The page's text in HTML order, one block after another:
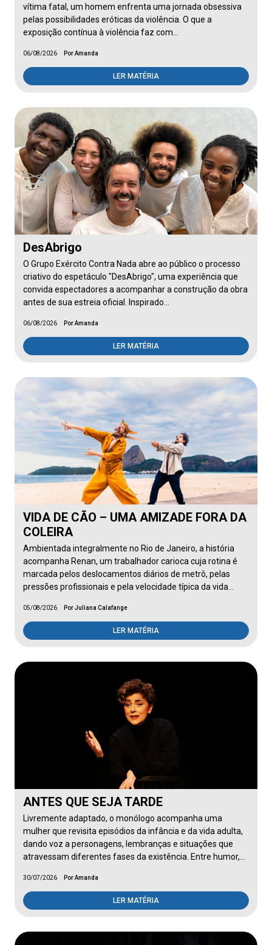
vítima fatal, um homem enfrenta uma jornada obsessiva
pelas possibilidades eróticas da violência. O que a
exposição contínua à violência faz com…
06/08/2026 Por Amanda
LER MATÉRIA
DesAbrigo
O Grupo Exército Contra Nada abre ao público o processo
criativo do espetáculo "DesAbrigo", uma experiência que
convida espectadores a acompanhar a construção da obra
antes de sua estreia oficial. Inspirado…
06/08/2026 Por Amanda
LER MATÉRIA
VIDA DE CÃO – UMA AMIZADE FORA DA
COLEIRA
Ambientada integralmente no Rio de Janeiro, a história
acompanha Renan, um trabalhador carioca cuja rotina é
marcada pelos deslocamentos diários de metrô, pelas
pressões profissionais e pela velocidade típica da vida…
05/08/2026 Por Juliana Calafange
LER MATÉRIA
ANTES QUE SEJA TARDE
Livremente adaptado, o monólogo acompanha uma
mulher que revisita episódios da infância e da vida adulta,
dando voz a personagens, lembranças e situações que
atravessam diferentes fases da existência. Entre humor,…
30/07/2026 Por Amanda
LER MATÉRIA